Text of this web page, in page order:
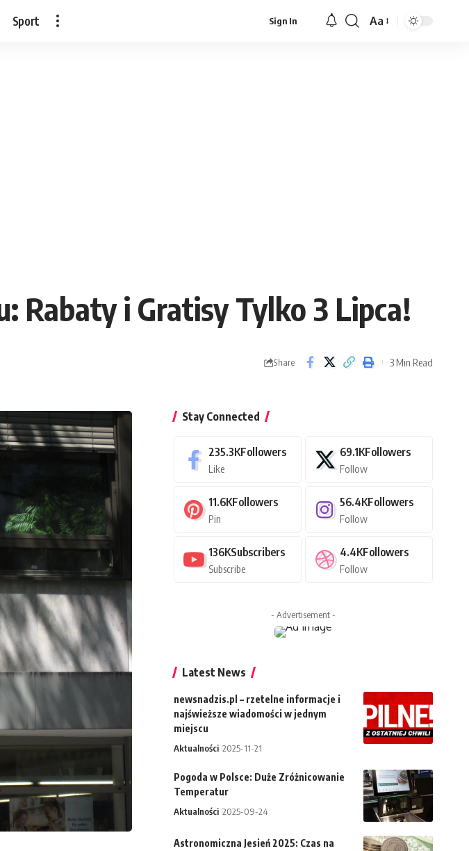
Sport Sign In
Font
Aa
Rabaty i Gratisy Tylko 3 Lipca!
Share 3 Min Read
Stay Connected
235.3KFollowers
Like
69.1KFollowers
Follow
11.6KFollowers
Pin
56.4KFollowers
Follow
136KSubscribers
Subscribe
4.4KFollowers
Follow
- Advertisement -
Latest News
newsnadzis.pl – rzetelne informacje i
najświeższe wiadomości w jednym
miejscu
Aktualności 2025-11-21
Pogoda w Polsce: Duże Zróżnicowanie
Temperatur
Aktualności 2025-09-24
Astronomiczna Jesień 2025: Czas na